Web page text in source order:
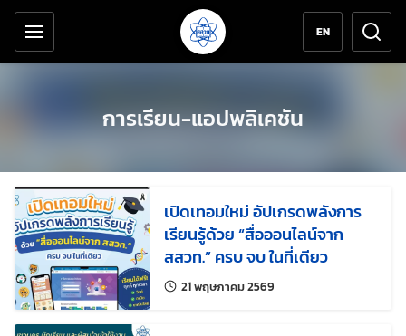
ข้ามไปยังเนื้อหาหลัก
เครื่องมือช่วยเหลือ
EN
การเรียน-แอปพลิเคชัน
เปิดเทอมใหม่ อัปเกรดพลังการ
เรียนรู้ด้วย “สื่อออนไลน์จาก
สสวท.” ครบ จบ ในที่เดียว
21 พฤษภาคม 2569แก้ไขล่าสุดเมื่อ: